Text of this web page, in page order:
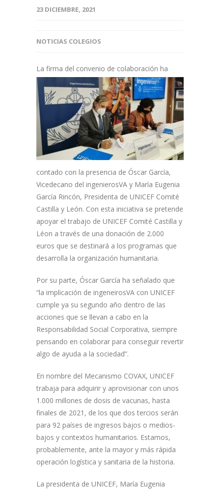
23 DICIEMBRE, 2021
NOTICIAS COLEGIOS
La firma del convenio de colaboración ha
contado con la presencia de Óscar García,
Vicedecano del ingenierosVA y María Eugenia
García Rincón, Presidenta de UNICEF Comité
Castilla y León. Con esta iniciativa se pretende
apoyar el trabajo de UNICEF Comité Castilla y
Léon a través de una donación de 2.000
euros que se destinará a los programas que
desarrolla la organización humanitaria.
Por su parte, Óscar García ha señalado que
“la implicación de ingeneirosVA con UNICEF
cumple ya su segundo año dentro de las
acciones que se llevan a cabo en la
Responsabilidad Social Corporativa, siempre
pensando en colaborar para conseguir revertir
algo de ayuda a la sociedad”.
En nombre del Mecanismo COVAX, UNICEF
trabaja para adquirir y aprovisionar con unos
1.000 millones de dosis de vacunas, hasta
finales de 2021, de los que dos tercios serán
para 92 países de ingresos bajos o medios-
bajos y contextos humanitarios. Estamos,
probablemente, ante la mayor y más rápida
operación logística y sanitaria de la historia.
La presidenta de UNICEF, María Eugenia